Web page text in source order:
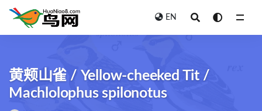
EN
黄颊山雀 / Yellow-cheeked Tit /
Machlolophus spilonotus